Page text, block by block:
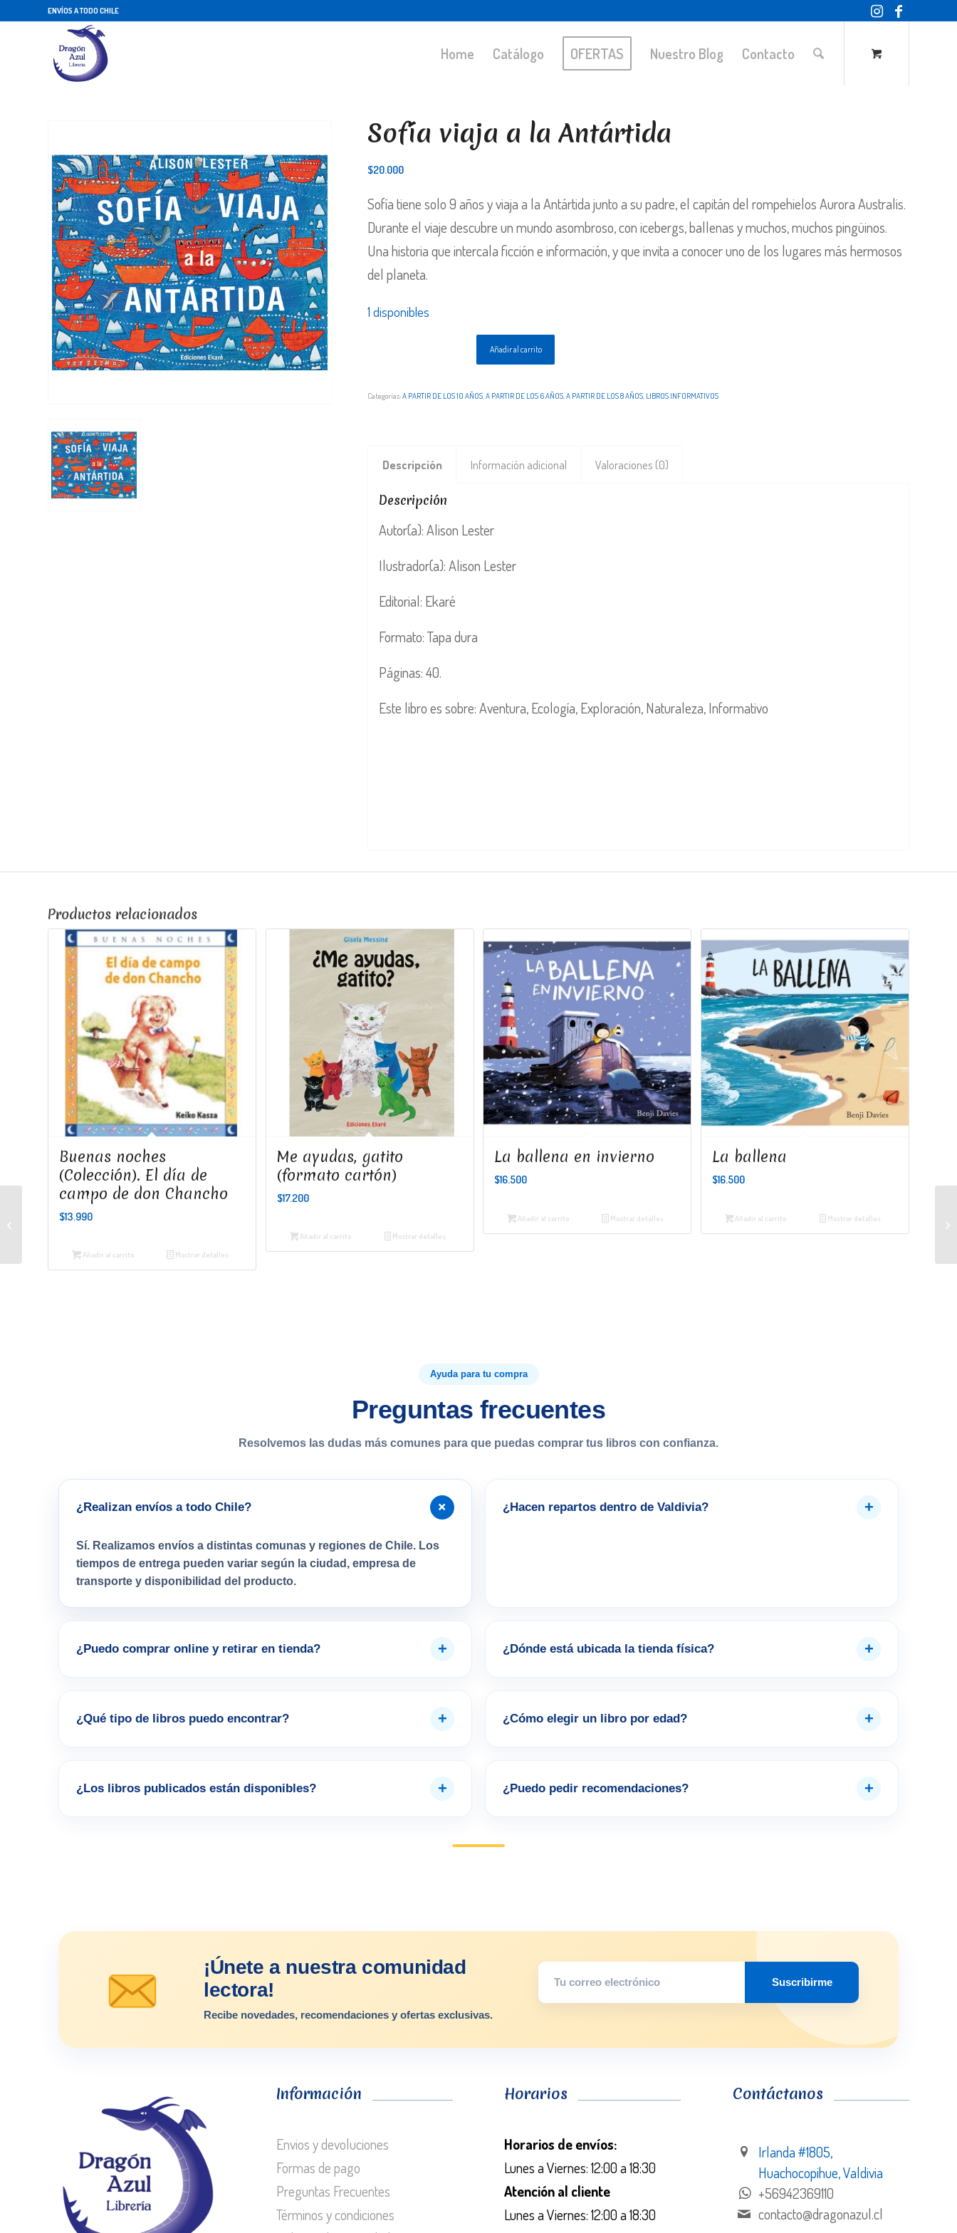
ENVÍOS A TODO CHILE
Home Catálogo OFERTAS Nuestro Blog Contacto
Sofía viaja a la Antártida
$20.000
Sofía tiene solo 9 años y viaja a la Antártida junto a su padre, el capitán del rompehielos Aurora Australis.
Durante el viaje descubre un mundo asombroso, con icebergs, ballenas y muchos, muchos pingüinos.
Una historia que intercala ficción e información, y que invita a conocer uno de los lugares más hermosos
del planeta.
1 disponibles
Añadir al carrito
Categorías:A PARTIR DE LOS 10 AÑOS ,A PARTIR DE LOS 6 AÑOS ,A PARTIR DE LOS 8 AÑOS LIBROS INFORMATIVOS
Descripción Información adicional Valoraciones (0)
Descripción
Autor(a): Alison Lester
Ilustrador(a): Alison Lester
Editorial: Ekaré
Formato: Tapa dura
Páginas: 40.
Este libro es sobre: Aventura, Ecología, Exploración, Naturaleza, Informativo
Productos relacionados
Buenas noches
(Colección). El día de
campo de don Chancho
$13.990
Añadir al carrito Mostrar detalles
Me ayudas, gatito
(formato cartón)
$17.200
Añadir al carrito Mostrar detalles
La ballena en invierno
$16.500
Añadir al carrito Mostrar detalles
La ballena
$16.500
Añadir al carrito Mostrar detalles
Ayuda para tu compra
Preguntas frecuentes
Resolvemos las dudas más comunes para que puedas comprar tus libros con confianza.
¿Realizan envíos a todo Chile? +
Sí. Realizamos envíos a distintas comunas y regiones de Chile. Los
tiempos de entrega pueden variar según la ciudad, empresa de
transporte y disponibilidad del producto.
¿Hacen repartos dentro de Valdivia? +
¿Puedo comprar online y retirar en tienda? + ¿Dónde está ubicada la tienda física? +
¿Qué tipo de libros puedo encontrar? + ¿Cómo elegir un libro por edad? +
¿Los libros publicados están disponibles? + ¿Puedo pedir recomendaciones? +
¡Únete a nuestra comunidad
lectora!
Recibe novedades, recomendaciones y ofertas exclusivas.
Suscribirme
Información
Envios y devoluciones
Formas de pago
Preguntas Frecuentes
Términos y condiciones
Horarios
Horarios de envíos:
Lunes a Viernes: 12:00 a 18:30
Atención al cliente
Lunes a Viernes: 12:00 a 18:30
Contáctanos
Irlanda #1805,
Huachocopihue, Valdivia
+56942369110
contacto@dragonazul.cl
El viaje del porotito verde. El